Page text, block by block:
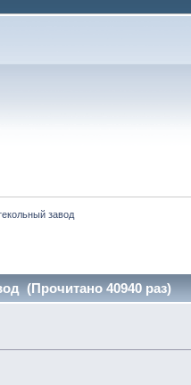
завод
(Прочитано 40940 раз)